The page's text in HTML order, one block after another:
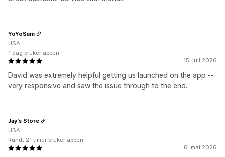
15. juli 2026
David was extremely helpful getting us launched on the app --
very responsive and saw the issue through to the end.
YoYoSam
USA
1 dag bruker appen
6. mai 2026
Jay's Store
USA
Rundt 21 timer bruker appen